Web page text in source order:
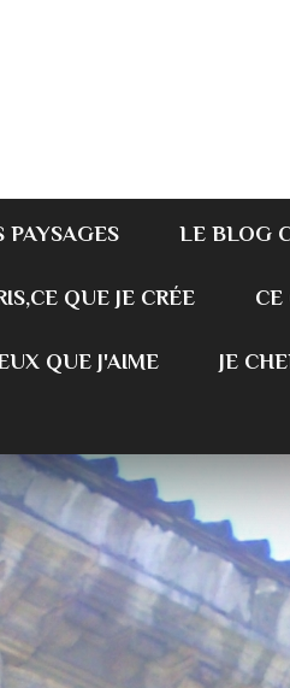
PAYSAGES LE BLOG
QUE JE CRÉE CE
QUE J'AIME JE